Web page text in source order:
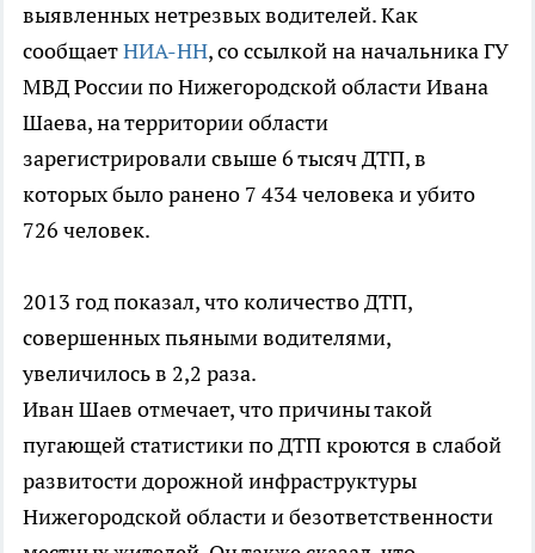
выявленных нетрезвых водителей. Как
сообщаетНИА-НН, со ссылкой на начальника ГУ
МВД России по Нижегородской области Ивана
Шаева, на территории области
зарегистрировали свыше 6 тысяч ДТП, в
которых было ранено 7 434 человека и убито
726 человек.
2013 год показал, что количество ДТП,
совершенных пьяными водителями,
увеличилось в 2,2 раза.
Иван Шаев отмечает, что причины такой
пугающей статистики по ДТП кроются в слабой
развитости дорожной инфраструктуры
Нижегородской области и безответственности